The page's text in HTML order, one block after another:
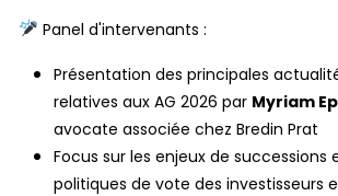
Panel d'intervenants :
Présentation des principales
relatives aux AG 2026 par Myriam
avocate associée chez Bredin Prat
Focus sur les enjeux de
politiques de vote des investisseurs